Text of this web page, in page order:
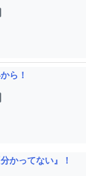
ら！
かってない』！